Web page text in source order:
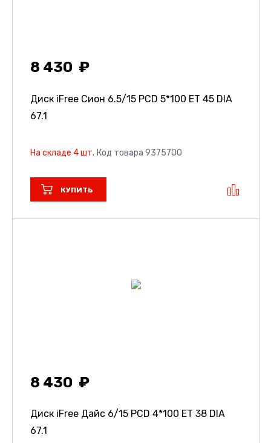
8 430
Диск iFree Сион 6.5/15 PCD 5*100 ET 45 DIA
67.1
На складе 4 шт. Код товара 9375700
КУПИТЬ
8 430
Диск iFree Дайс 6/15 PCD 4*100 ET 38 DIA
67.1